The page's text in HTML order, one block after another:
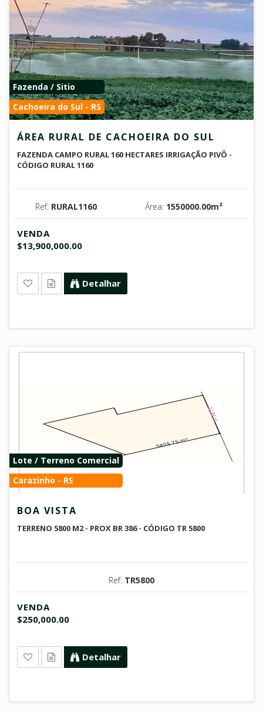
Fazenda / Sitio
Cachoeira do Sul - RS
ÁREA RURAL DE CACHOEIRA DO SUL
FAZENDA CAMPO RURAL 160 HECTARES IRRIGAÇÃO PIVÔ -
CÓDIGO RURAL 1160
Ref: RURAL1160 Área: 1550000.00m²
VENDA
$13,900,000.00
Detalhar
Lote / Terreno Comercial
Carazinho - RS
BOA VISTA
TERRENO 5800 M2 - PROX BR 386 - CÓDIGO TR 5800
Ref: TR5800
VENDA
$250,000.00
Detalhar